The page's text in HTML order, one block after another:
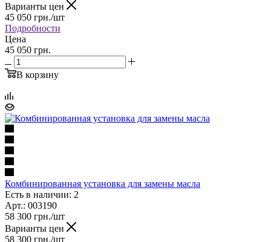
Варианты цен
45 050 грн./шт
Подробности
Цена
45 050 грн.
В корзину
Комбинированная установка для замены масла
Есть в наличии: 2
Арт.: 003190
58 300 грн./шт
Варианты цен
58 300 грн./шт